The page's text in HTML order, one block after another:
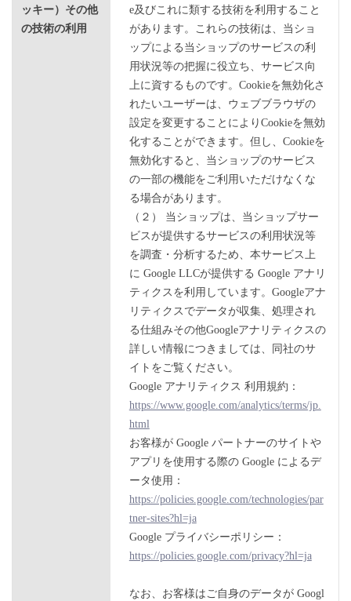
ッキー）その他
の技術の利用
e及びこれに類する技術を利用すること
があります。これらの技術は、当ショ
ップによる当ショップのサービスの利
用状況等の把握に役立ち、サービス向
上に資するものです。Cookieを無効化さ
れたいユーザーは、ウェブブラウザの
設定を変更することによりCookieを無効
化することができます。但し、Cookieを
無効化すると、当ショップのサービス
の一部の機能をご利用いただけなくな
る場合があります。
（２） 当ショップは、当ショップサー
ビスが提供するサービスの利用状況等
を調査・分析するため、本サービス上
に Google LLCが提供する Google アナリ
ティクスを利用しています。Googleアナ
リティクスでデータが収集、処理され
る仕組みその他Googleアナリティクスの
詳しい情報につきましては、同社のサ
イトをご覧ください。
Google アナリティクス 利用規約：
https://www.google.com/analytics/terms/jp.
html
お客様が Google パートナーのサイトや
アプリを使用する際の Google によるデ
ータ使用：
https://policies.google.com/technologies/par
tner-sites?hl=ja
Google プライバシーポリシー：
https://policies.google.com/privacy?hl=ja
なお、お客様はご自身のデータが Googl